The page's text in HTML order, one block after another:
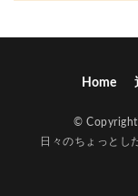
Home
©
日々のちょっとし